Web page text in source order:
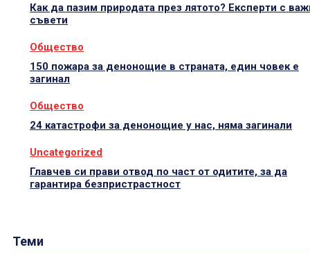
Как да пазим природата през лятото? Експерти с
съвети
Общество
150 пожара за денонощие в страната, един човек е
загинал
Общество
24 катастрофи за денонощие у нас, няма загинали
Uncategorized
Главчев си прави отвод по част от одитите, за да
гарантира безпристрастност
Теми